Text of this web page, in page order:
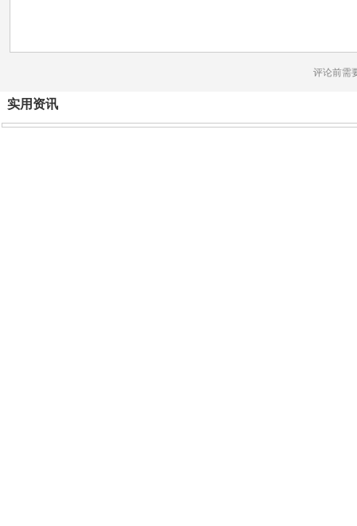
评论前需
实用资讯